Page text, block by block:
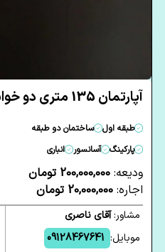
آپارتمان 135 متری دو خوابه در نور نور مازندران
طبقه اول
ساختمان دو طبقه
پارکینگ
آسانسور انباری
ودیعه: 200,000,000 تومان
اجاره: 20,000,000 تومان
مشاور:آقای ناصری
موبایل: 09128467641